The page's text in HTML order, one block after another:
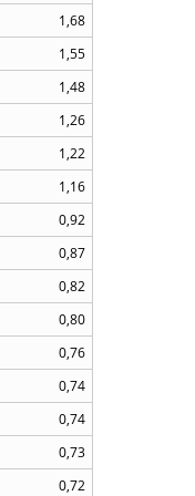
1,68
1,55
1,48
1,26
1,22
1,16
0,92
0,87
0,82
0,80
0,76
0,74
0,74
0,73
0,72